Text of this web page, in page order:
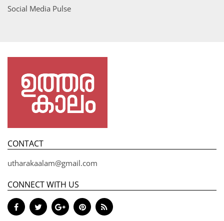
Social Media Pulse
CONTACT
utharakaalam@gmail.com
CONNECT WITH US